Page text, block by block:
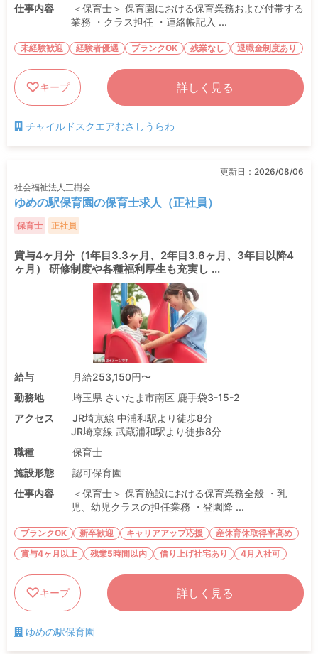
仕事内容
＜保育士＞ 保育園における保育業務および付帯する
業務 ・クラス担任 ・連絡帳記入 ...
未経験歓迎 経験者優遇 ブランクOK 残業なし 退職金制度あり
キープ 詳しく見る
チャイルドスクエアむさしうらわ
更新日： 2026/08/06
社会福祉法人三樹会
ゆめの駅保育園の保育士求人（正社員）
保育士 正社員
賞与4ヶ月分（1年目3.3ヶ月、2年目3.6ヶ月、3年目以降4
ヶ月） 研修制度や各種福利厚生も充実し ...
給与
月給253,150円〜
勤務地
埼玉県 さいたま市南区 鹿手袋3-15-2
アクセス
JR埼京線 中浦和駅より徒歩8分
JR埼京線 武蔵浦和駅より徒歩8分
職種
保育士
施設形態
認可保育園
仕事内容
＜保育士＞ 保育施設における保育業務全般 ・乳
児、幼児クラスの担任業務 ・登園降 ...
ブランクOK 新卒歓迎 キャリアアップ応援
産休育休取得率高め
賞与4ヶ月以上
残業5時間以内 借り上げ社宅あり 4月入社可
キープ 詳しく見る
ゆめの駅保育園